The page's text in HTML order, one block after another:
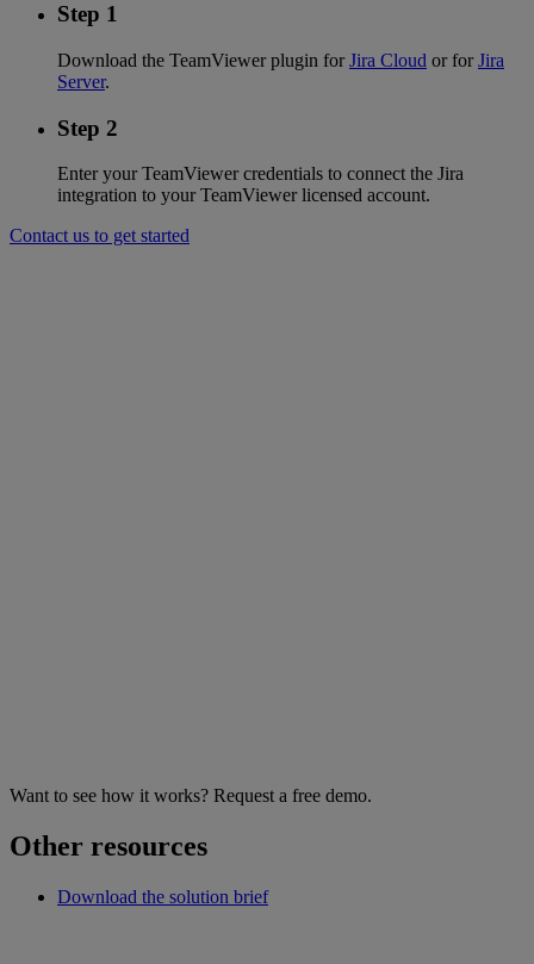
Step 1
Download the TeamViewer plugin forJira Cloud or forJira
Server.
Step 2
Enter your TeamViewer credentials to connect the Jira
integration to your TeamViewer licensed account.
Contact us to get started
Want to see how it works? Request a free demo.
Other resources
Download the solution brief